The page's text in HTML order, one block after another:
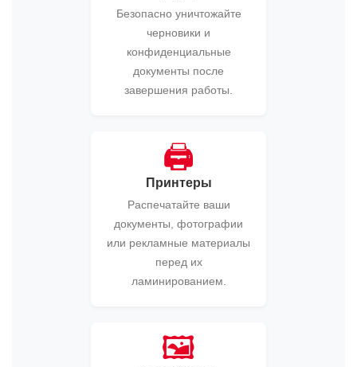
Безопасно уничтожайте
черновики и
конфиденциальные
документы после
завершения работы.
🖨️
Принтеры
Распечатайте ваши
документы, фотографии
или рекламные материалы
перед их
ламинированием.
🖼️